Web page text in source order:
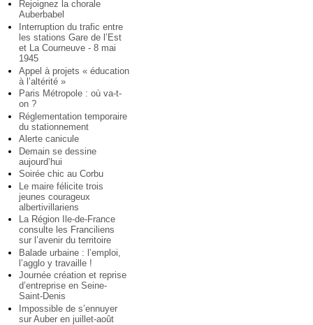
Rejoignez la chorale
Auberbabel
Interruption du trafic entre
les stations Gare de l’Est
et La Courneuve - 8 mai
1945
Appel à projets « éducation
à l’altérité »
Paris Métropole : où va-t-
on ?
Réglementation temporaire
du stationnement
Alerte canicule
Demain se dessine
aujourd’hui
Soirée chic au Corbu
Le maire félicite trois
jeunes courageux
albertivillariens
La Région Ile-de-France
consulte les Franciliens
sur l’avenir du territoire
Balade urbaine : l’emploi,
l’agglo y travaille !
Journée création et reprise
d’entreprise en Seine-
Saint-Denis
Impossible de s’ennuyer
sur Auber en juillet-août